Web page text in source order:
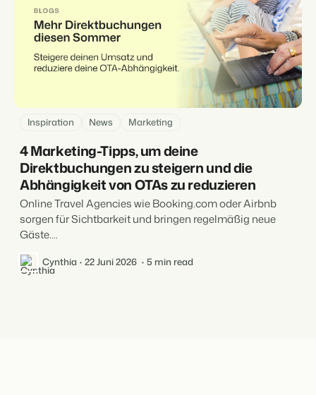
Inspiration News Marketing
4 Marketing-Tipps, um deine
Direktbuchungen zu steigern und die
Abhängigkeit von OTAs zu reduzieren
Online Travel Agencies wie Booking.com oder Airbnb
sorgen für Sichtbarkeit und bringen regelmäßig neue
Gäste....
Cynthia 22 Juni 2026 5 min read